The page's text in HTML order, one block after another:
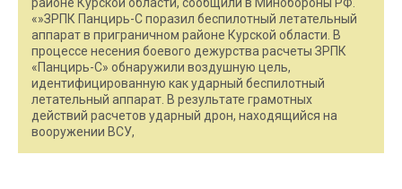
«»ЗРПК Панцирь-С поразил беспилотный летательный
аппарат в приграничном районе Курской области. В
процессе несения боевого дежурства расчеты ЗРПК
«Панцирь-С» обнаружили воздушную цель,
идентифицированную как ударный беспилотный
летательный аппарат. В результате грамотных
действий расчетов ударный дрон, находящийся на
вооружении ВСУ,